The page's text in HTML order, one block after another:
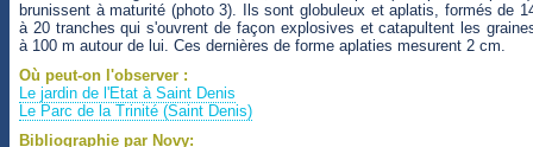
brunissent à maturité (photo 3). Ils sont globuleux et aplatis, formés de
à 20 tranches qui s'ouvrent de façon explosives et catapultent les
à 100 m autour de lui. Ces dernières de forme aplaties mesurent 2 cm.
Où peut-on l'observer :
Le jardin de l'Etat à Saint Denis
Le Parc de la Trinité (Saint Denis)
Bibliographie par Novy: